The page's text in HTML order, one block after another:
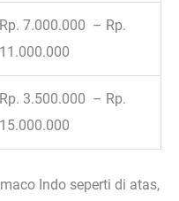
Rp. 7.000.000 – Rp.
11.000.000
Rp. 3.500.000 – Rp.
15.000.000
Indo seperti di atas,